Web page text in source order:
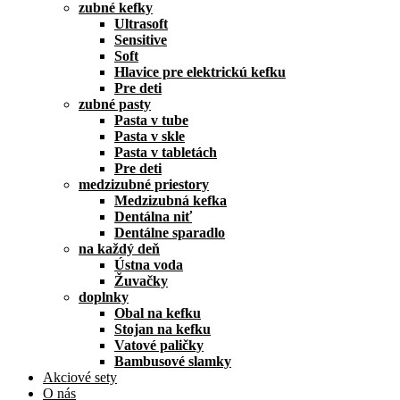
zubné kefky
Ultrasoft
Sensitive
Soft
Hlavice pre elektrickú kefku
Pre deti
zubné pasty
Pasta v tube
Pasta v skle
Pasta v tabletách
Pre deti
medzizubné priestory
Medzizubná kefka
Dentálna niť
Dentálne sparadlo
na každý deň
Ústna voda
Žuvačky
doplnky
Obal na kefku
Stojan na kefku
Vatové paličky
Bambusové slamky
Akciové sety
O nás